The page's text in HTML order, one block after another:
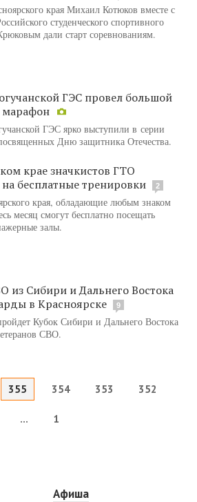
края Михаил Котюков вместе с
студенческого спортивного
дали старт соревнованиям.
ГЭС провел большой
ГЭС ярко выступили в серии
Дню защитника Отечества.
крае значкистов ГТО
бесплатные тренировки
2
края, обладающие любым знаком
месяц смогут бесплатно посещать
залы.
из Сибири и Дальнего Востока
в Красноярске
9
Кубок Сибири и Дальнего Востока
СВО.
355 354 353 352
... 1
Афиша